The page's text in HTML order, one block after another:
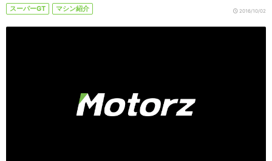
スーパーGT マシン紹介 2016/10/02